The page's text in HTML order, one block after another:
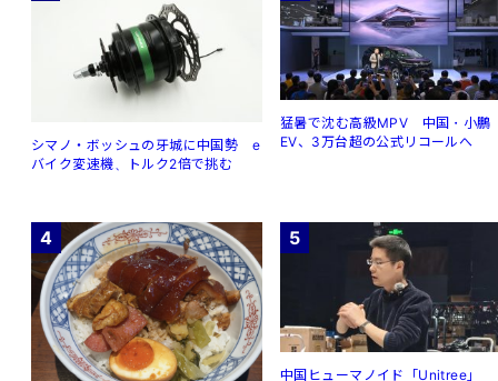
シマノ・ボッシュの牙城に中国勢 e
バイク変速機、トルク2倍で挑む
猛暑で沈む高級MPV 中国・小鵬
EV、3万台超の公式リコールへ
4 5
中国ヒューマノイド「Unitree」